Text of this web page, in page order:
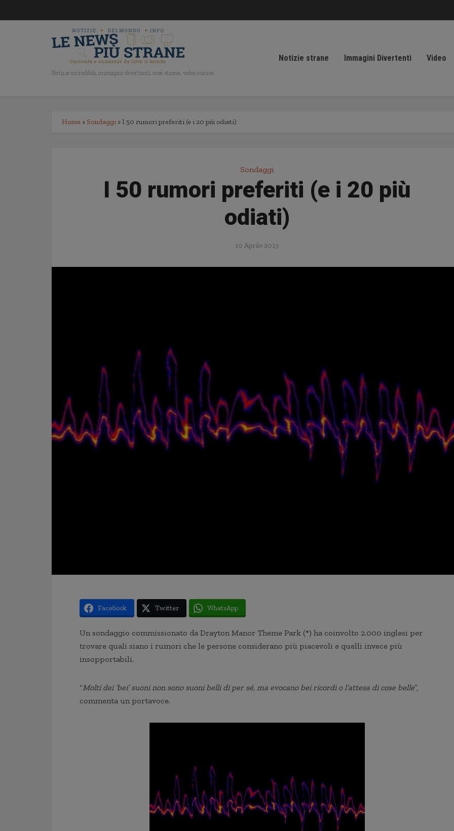
Notizie incredibili, immagini divertenti, cose strane, video curiosi
Notizie strane Immagini Divertenti Video
Home » Sondaggi » I 50 rumori preferiti (e i 20 più odiati)
Sondaggi
I 50 rumori preferiti (e i 20 più
odiati)
10 Aprile 2013
Facebook Twitter WhatsApp
Un sondaggio commissionato da Drayton Manor Theme Park (*) ha coinvolto 2.000 inglesi per
trovare quali siano i rumori che le persone considerano più piacevoli e quelli invece più
insopportabili.
“Molti dei ‘bei’ suoni non sono suoni belli di per sé, ma evocano bei ricordi o l’attesa di cose belle”,
commenta un portavoce.